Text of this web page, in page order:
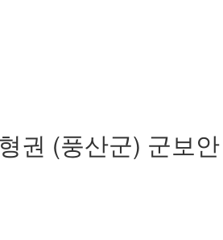
권 (풍산군) 군보안